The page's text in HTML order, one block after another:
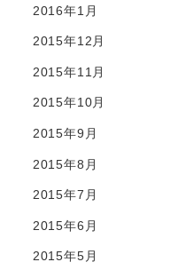
2016年1月
2015年12月
2015年11月
2015年10月
2015年9月
2015年8月
2015年7月
2015年6月
2015年5月